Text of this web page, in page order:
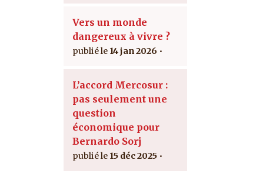
Vers un monde
dangereux à vivre ?
14 jan 2026
L’accord Mercosur :
pas seulement une
question
économique pour
Bernardo Sorj
15 déc 2025